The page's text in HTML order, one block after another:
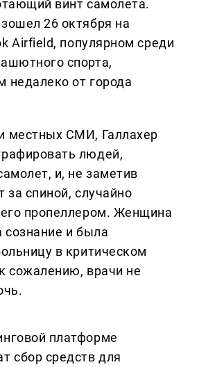
винт самолета.
26 октября на
Airfield, популярном среди
спорта,
недалеко от города
местных СМИ, Галлахер
людей,
и, не заметив
за спиной, случайно
пропеллером. Женщина
сознание и была
в критическом
сожалению, врачи не
платформе
сбор средств для